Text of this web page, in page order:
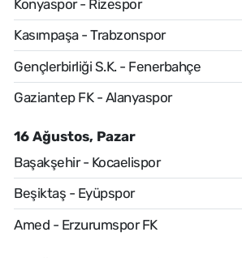
Konyaspor - Rizespor
Kasımpaşa - Trabzonspor
Gençlerbirliği S.K. - Fenerbahçe
Gaziantep FK - Alanyaspor
16 Ağustos, Pazar
Başakşehir - Kocaelispor
Beşiktaş - Eyüpspor
Amed - Erzurumspor FK